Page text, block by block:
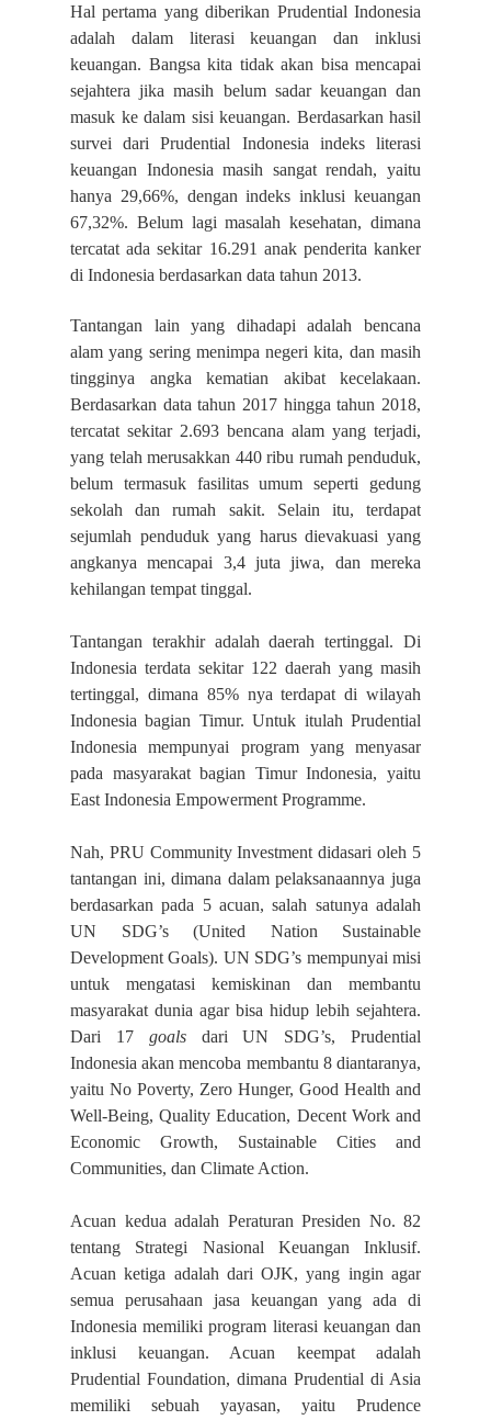
Hal pertama yang diberikan Prudential Indonesia
adalah dalam literasi keuangan dan inklusi
keuangan. Bangsa kita tidak akan bisa mencapai
sejahtera jika masih belum sadar keuangan dan
masuk ke dalam sisi keuangan. Berdasarkan hasil
survei dari Prudential Indonesia indeks literasi
keuangan Indonesia masih sangat rendah, yaitu
hanya 29,66%, dengan indeks inklusi keuangan
67,32%. Belum lagi masalah kesehatan, dimana
tercatat ada sekitar 16.291 anak penderita kanker
di Indonesia berdasarkan data tahun 2013.
Tantangan lain yang dihadapi adalah bencana
alam yang sering menimpa negeri kita, dan masih
tingginya angka kematian akibat kecelakaan.
Berdasarkan data tahun 2017 hingga tahun 2018,
tercatat sekitar 2.693 bencana alam yang terjadi,
yang telah merusakkan 440 ribu rumah penduduk,
belum termasuk fasilitas umum seperti gedung
sekolah dan rumah sakit. Selain itu, terdapat
sejumlah penduduk yang harus dievakuasi yang
angkanya mencapai 3,4 juta jiwa, dan mereka
kehilangan tempat tinggal.
Tantangan terakhir adalah daerah tertinggal. Di
Indonesia terdata sekitar 122 daerah yang masih
tertinggal, dimana 85% nya terdapat di wilayah
Indonesia bagian Timur. Untuk itulah Prudential
Indonesia mempunyai program yang menyasar
pada masyarakat bagian Timur Indonesia, yaitu
East Indonesia Empowerment Programme.
Nah, PRU Community Investment didasari oleh 5
tantangan ini, dimana dalam pelaksanaannya juga
berdasarkan pada 5 acuan, salah satunya adalah
UN SDG’s (United Nation Sustainable
Development Goals). UN SDG’s mempunyai misi
untuk mengatasi kemiskinan dan membantu
masyarakat dunia agar bisa hidup lebih sejahtera.
Dari 17 goalsdari UN SDG’s, Prudential
Indonesia akan mencoba membantu 8 diantaranya,
yaitu No Poverty, Zero Hunger, Good Health and
Well-Being, Quality Education, Decent Work and
Economic Growth, Sustainable Cities and
Communities, dan Climate Action.
Acuan kedua adalah Peraturan Presiden No. 82
tentang Strategi Nasional Keuangan Inklusif.
Acuan ketiga adalah dari OJK, yang ingin agar
semua perusahaan jasa keuangan yang ada di
Indonesia memiliki program literasi keuangan dan
inklusi keuangan. Acuan keempat adalah
Prudential Foundation, dimana Prudential di Asia
memiliki sebuah yayasan, yaitu Prudence